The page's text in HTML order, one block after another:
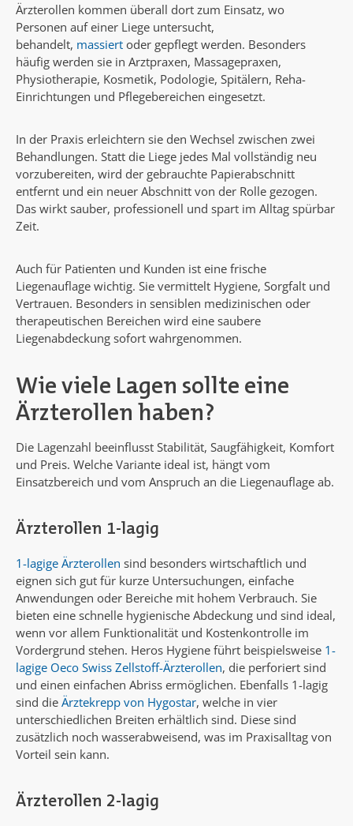
Ärzterollen kommen überall dort zum Einsatz, wo
Personen auf einer Liege untersucht,
behandelt, massiert oder gepflegt werden. Besonders
häufig werden sie in Arztpraxen, Massagepraxen,
Physiotherapie, Kosmetik, Podologie, Spitälern, Reha-
Einrichtungen und Pflegebereichen eingesetzt.
In der Praxis erleichtern sie den Wechsel zwischen zwei
Behandlungen. Statt die Liege jedes Mal vollständig neu
vorzubereiten, wird der gebrauchte Papierabschnitt
entfernt und ein neuer Abschnitt von der Rolle gezogen.
Das wirkt sauber, professionell und spart im Alltag spürbar
Zeit.
Auch für Patienten und Kunden ist eine frische
Liegenauflage wichtig. Sie vermittelt Hygiene, Sorgfalt und
Vertrauen. Besonders in sensiblen medizinischen oder
therapeutischen Bereichen wird eine saubere
Liegenabdeckung sofort wahrgenommen.
Wie viele Lagen sollte eine
Ärzterollen haben?
Die Lagenzahl beeinflusst Stabilität, Saugfähigkeit, Komfort
und Preis. Welche Variante ideal ist, hängt vom
Einsatzbereich und vom Anspruch an die Liegenauflage ab.
Ärzterollen 1-lagig
1-lagige Ärzterollen sind besonders wirtschaftlich und
eignen sich gut für kurze Untersuchungen, einfache
Anwendungen oder Bereiche mit hohem Verbrauch. Sie
bieten eine schnelle hygienische Abdeckung und sind ideal,
wenn vor allem Funktionalität und Kostenkontrolle im
Vordergrund stehen. Heros Hygiene führt beispielsweise 1-
lagige Oeco Swiss Zellstoff-Ärzterollen, die perforiert sind
und einen einfachen Abriss ermöglichen. Ebenfalls 1-lagig
sind die Ärztekrepp von Hygostar, welche in vier
unterschiedlichen Breiten erhältlich sind. Diese sind
zusätzlich noch wasserabweisend, was im Praxisalltag von
Vorteil sein kann.
Ärzterollen 2-lagig